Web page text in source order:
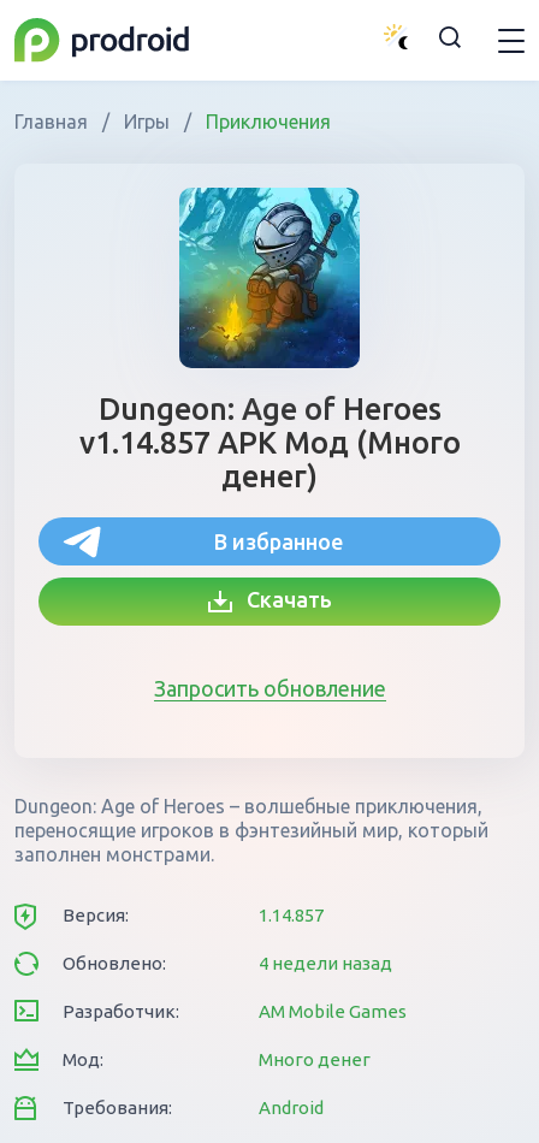
Главная / Игры / Приключения
Dungeon: Age of Heroes
v1.14.857 APK Мод (Много
денег)
В избранное
Скачать
Запросить обновление
Dungeon: Age of Heroes – волшебные приключения,
переносящие игроков в фэнтезийный мир, который
заполнен монстрами.
Версия: 1.14.857
Обновлено: 4 недели назад
Разработчик: AM Mobile Games
Мод: Много денег
Требования: Android